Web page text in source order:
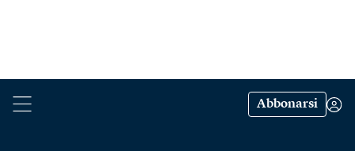
Abbonarsi